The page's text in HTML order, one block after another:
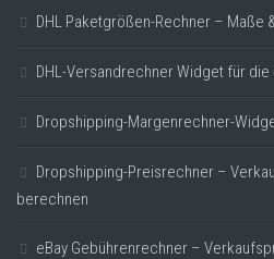
DHL Paketgrößen-Rechner – Maße
DHL-Versandrechner Widget für
Dropshipping-Margenrechner-
Dropshipping-Preisrechner –
berechnen
eBay Gebührenrechner –